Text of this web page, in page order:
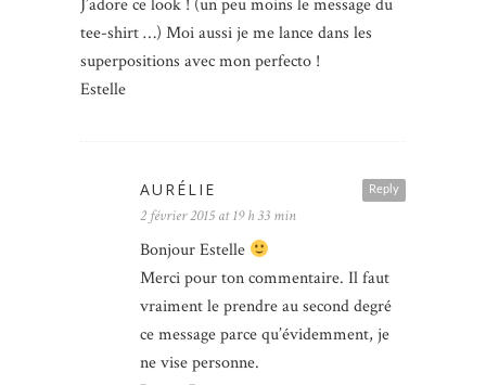
J’adore ce look ! (un peu moins le message du
tee-shirt …) Moi aussi je me lance dans les
superpositions avec mon perfecto !
Estelle
Reply
AURÉLIE
2 février 2015 at 19 h 33 min
Bonjour Estelle
Merci pour ton commentaire. Il faut
vraiment le prendre au second degré
ce message parce qu’évidemment, je
ne vise personne.